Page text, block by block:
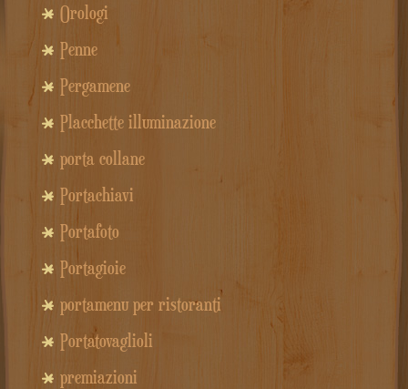
Orologi
Penne
Pergamene
Placchette illuminazione
porta collane
Portachiavi
Portafoto
Portagioie
portamenu per ristoranti
Portatovaglioli
premiazioni